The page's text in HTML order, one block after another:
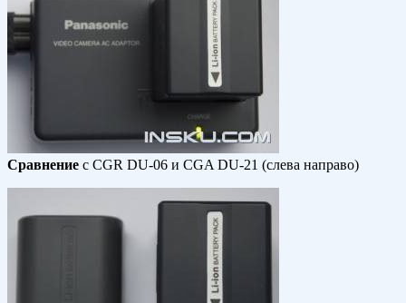
Сравнение с CGR DU-06 и CGA DU-21 (слева направо)